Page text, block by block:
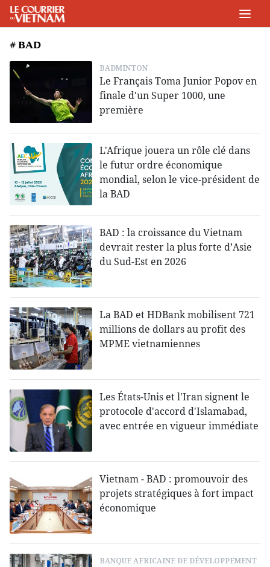
# BAD
BADMINTON
Le Français Toma Junior Popov en
finale d'un Super 1000, une
première
L'Afrique jouera un rôle clé dans
le futur ordre économique
mondial, selon le vice-président de
la BAD
BAD : la croissance du Vietnam
devrait rester la plus forte d’Asie
du Sud-Est en 2026
La BAD et HDBank mobilisent 721
millions de dollars au profit des
MPME vietnamiennes
Les États-Unis et l'Iran signent le
protocole d'accord d'Islamabad,
avec entrée en vigueur immédiate
Vietnam - BAD : promouvoir des
projets stratégiques à fort impact
économique
BANQUE AFRICAINE DE DÉVELOPPEMENT